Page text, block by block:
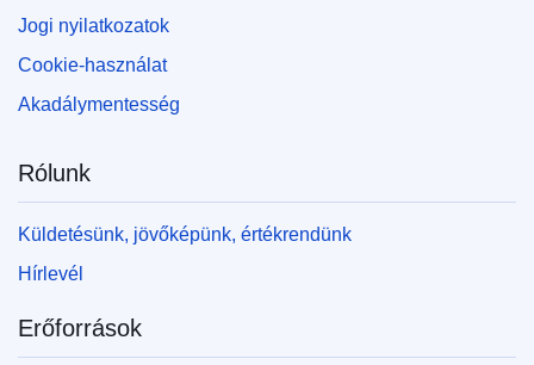
Jogi nyilatkozatok
Cookie-használat
Akadálymentesség
Rólunk
Küldetésünk, jövőképünk, értékrendünk
Hírlevél
Erőforrások